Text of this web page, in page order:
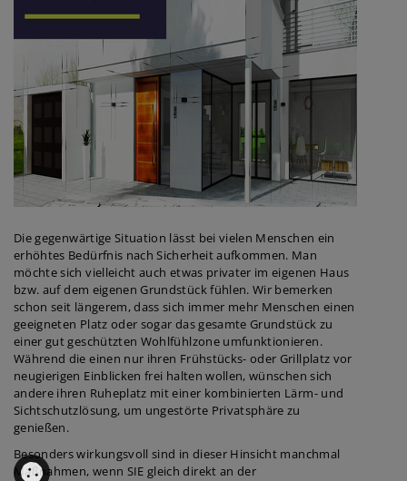
Die gegenwärtige Situation lässt bei vielen Menschen ein
erhöhtes Bedürfnis nach Sicherheit aufkommen. Man
möchte sich vielleicht auch etwas privater im eigenen Haus
bzw. auf dem eigenen Grundstück fühlen. Wir bemerken
schon seit längerem, dass sich immer mehr Menschen einen
geeigneten Platz oder sogar das gesamte Grundstück zu
einer gut geschützten Wohlfühlzone umfunktionieren.
Während die einen nur ihren Frühstücks- oder Grillplatz vor
neugierigen Einblicken frei halten wollen, wünschen sich
andere ihren Ruheplatz mit einer kombinierten Lärm- und
Sichtschutzlösung, um ungestörte Privatsphäre zu
genießen.
Besonders wirkungsvoll sind in dieser Hinsicht manchmal
Maßnahmen, wenn SIE gleich direkt an der